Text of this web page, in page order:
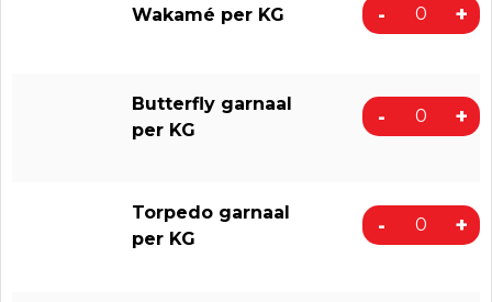
Wakamé per KG - +
Butterfly garnaal
per KG
- +
Torpedo garnaal
per KG
- +